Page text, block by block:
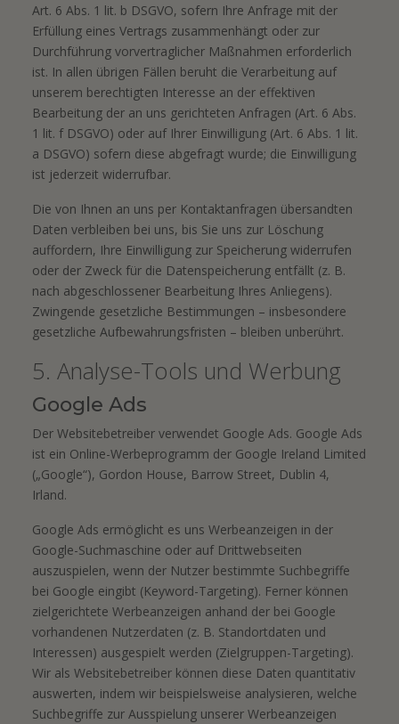
Art. 6 Abs. 1 lit. b DSGVO, sofern Ihre Anfrage mit der
Erfüllung eines Vertrags zusammenhängt oder zur
Durchführung vorvertraglicher Maßnahmen erforderlich
ist. In allen übrigen Fällen beruht die Verarbeitung auf
unserem berechtigten Interesse an der effektiven
Bearbeitung der an uns gerichteten Anfragen (Art. 6 Abs.
1 lit. f DSGVO) oder auf Ihrer Einwilligung (Art. 6 Abs. 1 lit.
a DSGVO) sofern diese abgefragt wurde; die Einwilligung
ist jederzeit widerrufbar.
Die von Ihnen an uns per Kontaktanfragen übersandten
Daten verbleiben bei uns, bis Sie uns zur Löschung
auffordern, Ihre Einwilligung zur Speicherung widerrufen
oder der Zweck für die Datenspeicherung entfällt (z. B.
nach abgeschlossener Bearbeitung Ihres Anliegens).
Zwingende gesetzliche Bestimmungen – insbesondere
gesetzliche Aufbewahrungsfristen – bleiben unberührt.
5. Analyse-Tools und Werbung
Google Ads
Der Websitebetreiber verwendet Google Ads. Google Ads
ist ein Online-Werbeprogramm der Google Ireland Limited
(„Google“), Gordon House, Barrow Street, Dublin 4,
Irland.
Google Ads ermöglicht es uns Werbeanzeigen in der
Google-Suchmaschine oder auf Drittwebseiten
auszuspielen, wenn der Nutzer bestimmte Suchbegriffe
bei Google eingibt (Keyword-Targeting). Ferner können
zielgerichtete Werbeanzeigen anhand der bei Google
vorhandenen Nutzerdaten (z. B. Standortdaten und
Interessen) ausgespielt werden (Zielgruppen-Targeting).
Wir als Websitebetreiber können diese Daten quantitativ
auswerten, indem wir beispielsweise analysieren, welche
Suchbegriffe zur Ausspielung unserer Werbeanzeigen